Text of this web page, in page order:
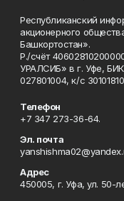
Республиканский
акционерного
Башкортостан».
Р./счёт
УРАЛСИБ» в г. Уфе,
027801004, к/с
Телефон
+7 347 273-36-64.
Эл. почта
Адрес
450005, г. Уфа, ул. 50-